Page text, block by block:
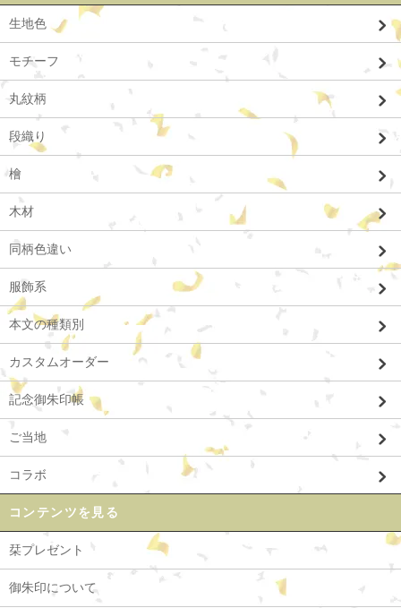
生地色
モチーフ
丸紋柄
段織り
檜
木材
同柄色違い
服飾系
本文の種類別
カスタムオーダー
記念御朱印帳
ご当地
コラボ
コンテンツを見る
栞プレゼント
御朱印について